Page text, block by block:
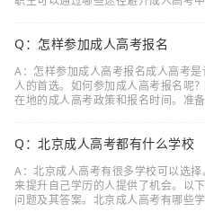
Q：怎样参加成人高考报名
A：怎样参加成人高考报名成人高考
人的首选。如何参加成人高考报名呢
在地的成人高考政策和报名时间。准
Q：北京成人高考都有什么学校
A：北京成人高考有很多学校可以选
来提升自己学历的人提供了机会。以
问题及其答案。北京成人高考有哪些